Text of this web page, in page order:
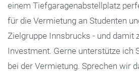
einem Tiefgaragenabstellplatz
für die Vermietung an Studenten
Zielgruppe Innsbrucks - und damit
Investment. Gerne unterstütze ich
bei der Vermietung. Sprechen wir